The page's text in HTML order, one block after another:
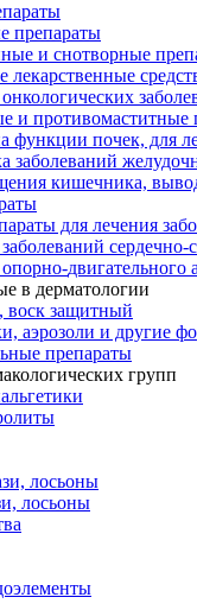
препараты
и снотворные
и противомаститные
почек, для
заболеваний
кишечника,
для лечения
сердечно-
двигательного
в дерматологии
воск защитный
аэрозоли и другие
препараты
групп
лосьоны
лосьоны